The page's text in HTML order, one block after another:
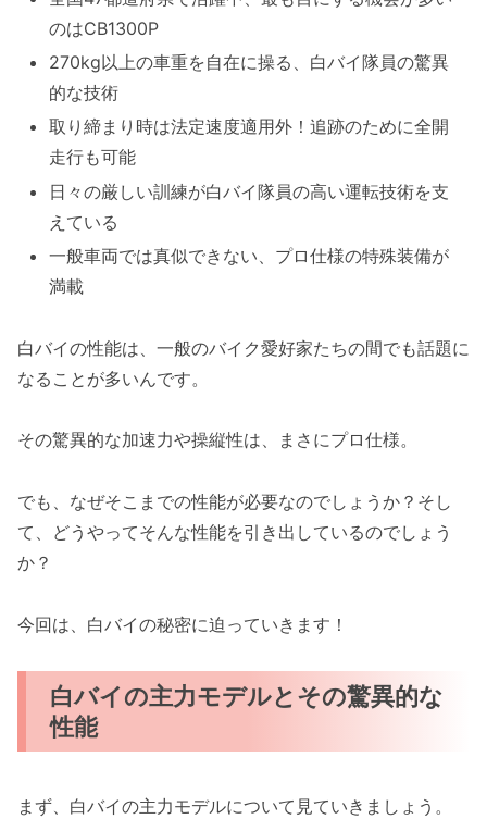
のはCB1300P
270kg以上の車重を自在に操る、白バイ隊員の驚異
的な技術
取り締まり時は法定速度適用外！追跡のために全開
走行も可能
日々の厳しい訓練が白バイ隊員の高い運転技術を支
えている
一般車両では真似できない、プロ仕様の特殊装備が
満載
白バイの性能は、一般のバイク愛好家たちの間でも話題に
なることが多いんです。
その驚異的な加速力や操縦性は、まさにプロ仕様。
でも、なぜそこまでの性能が必要なのでしょうか？そし
て、どうやってそんな性能を引き出しているのでしょう
か？
今回は、白バイの秘密に迫っていきます！
白バイの主力モデルとその驚異的な
性能
まず、白バイの主力モデルについて見ていきましょう。